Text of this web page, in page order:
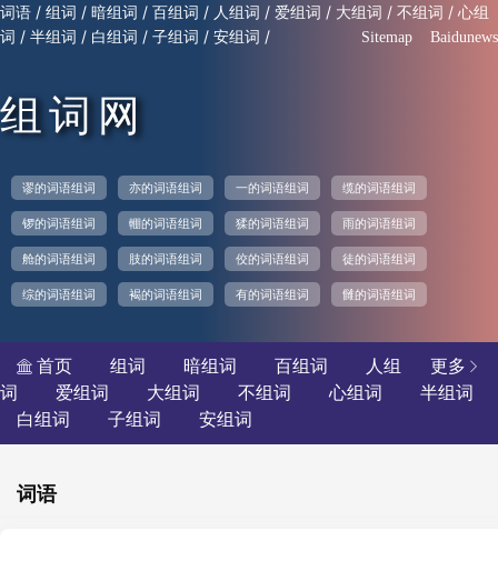
词语 / 组词 / 暗组词 / 百组词 / 人组词 / 爱组词 / 大组词 / 不组词 / 心组
词 / 半组词 / 白组词 / 子组词 / 安组词 / Sitemap Baidunews
组词网
谬的词语组词 亦的词语组词 一的词语组词 缆的词语组词
锣的词语组词 輣的词语组词 猱的词语组词 雨的词语组词
舱的词语组词 肢的词语组词 佼的词语组词 徒的词语组词
综的词语组词 褐的词语组词 有的词语组词 雠的词语组词
更多 
 首页 组词 暗组词 百组词
人组
词
爱组词 大组词 不组词 心组词
半组词
白组词
子组词 安组词
词语